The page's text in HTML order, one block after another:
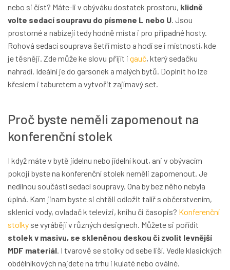
nebo si číst? Máte-li v obýváku dostatek prostoru, klidně
volte sedací soupravu do písmene L nebo U. Jsou
prostorné a nabízejí tedy hodně místa i pro případné hosty.
Rohová sedací souprava šetří místo a hodí se i místností, kde
je těsněji. Zde může ke slovu přijít i gauč, který sedačku
nahradí. Ideální je do garsonek a malých bytů. Doplnit ho lze
křeslem i taburetem a vytvořit zajímavý set.
Proč byste neměli zapomenout na
konferenční stolek
I když máte v bytě jídelnu nebo jídelní kout, ani v obývacím
pokoji byste na konferenční stolek neměli zapomenout. Je
nedílnou součástí sedací soupravy. Ona by bez něho nebyla
úplná. Kam jinam byste si chtěli odložit talíř s občerstvením,
sklenici vody, ovladač k televizi, knihu či časopis? Konferenční
stolky se vyrábějí v různých designech. Můžete si pořídit
stolek v masivu, se skleněnou deskou či zvolit levnější
MDF materiál . I tvarově se stolky od sebe liší. Vedle klasických
obdélníkových najdete na trhu i kulaté nebo oválné.